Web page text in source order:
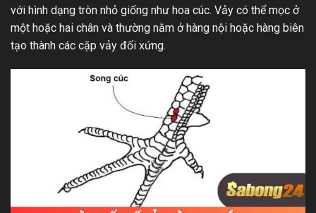
với hình dạng tròn nhỏ giống như hoa cúc. Vảy có thể mọc ở
một hoặc hai chân và thường nằm ở hàng nội hoặc hàng biên
tạo thành các cặp vảy đối xứng.